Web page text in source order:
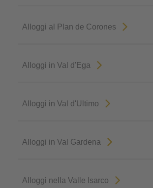
Alloggi al Plan de Corones
Alloggi in Val d'Ega
Alloggi in Val d'Ultimo
Alloggi in Val Gardena
Alloggi nella Valle Isarco